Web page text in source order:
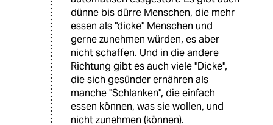
dünne bis dürre Menschen, die mehr
essen als "dicke" Menschen und
gerne zunehmen würden, es aber
nicht schaffen. Und in die andere
Richtung gibt es auch viele "Dicke",
die sich gesünder ernähren als
manche "Schlanken", die einfach
essen können, was sie wollen, und
nicht zunehmen (können).